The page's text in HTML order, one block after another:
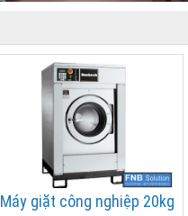
Máy giặt công nghiệp 20kg